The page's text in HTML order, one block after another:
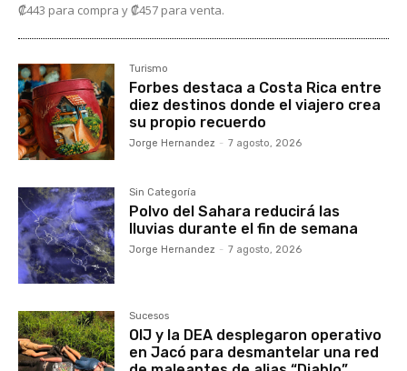
₡443 para compra y ₡457 para venta.
Turismo
Forbes destaca a Costa Rica entre
diez destinos donde el viajero crea
su propio recuerdo
Jorge Hernandez - 7 agosto, 2026
Sin Categoría
Polvo del Sahara reducirá las
lluvias durante el fin de semana
Jorge Hernandez - 7 agosto, 2026
Sucesos
OIJ y la DEA desplegaron operativo
en Jacó para desmantelar una red